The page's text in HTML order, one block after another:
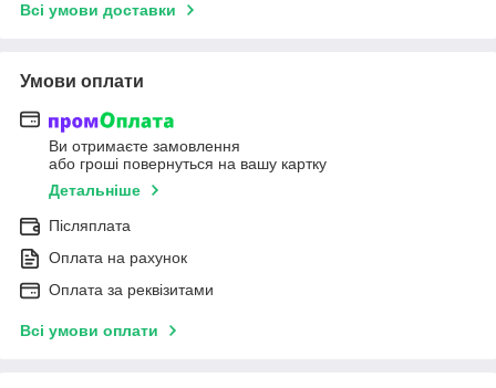
Всі умови доставки
Умови оплати
Ви отримаєте замовлення
або гроші повернуться на вашу картку
Детальніше
Післяплата
Оплата на рахунок
Оплата за реквізитами
Всі умови оплати